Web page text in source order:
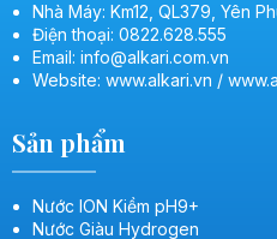
Nhà Máy: Km12, QL379, Yên
Điện thoại: 0822.628.555
Email: info@alkari.com.vn
Website: www.alkari.vn /
Sản phẩm
Nước ION Kiềm pH9+
Nước Giàu Hydrogen